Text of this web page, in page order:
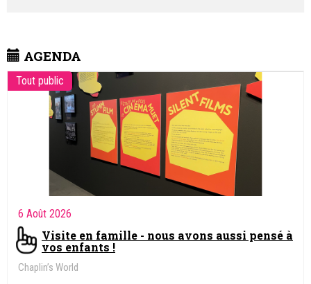
AGENDA
Tout public
6 Août 2026
Visite en famille - nous avons aussi pensé à
vos enfants !
Chaplin’s World